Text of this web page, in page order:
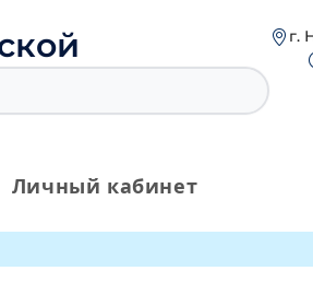
г.
Личный кабинет